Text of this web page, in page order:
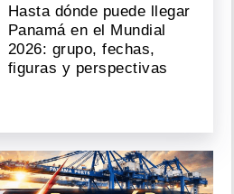
Hasta dónde puede llegar
Panamá en el Mundial
2026: grupo, fechas,
figuras y perspectivas